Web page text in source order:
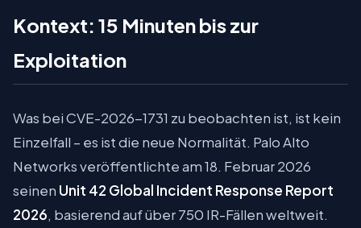
Kontext: 15 Minuten bis zur
Exploitation
Was bei CVE-2026-1731 zu beobachten ist, ist kein
Einzelfall – es ist die neue Normalität. Palo Alto
Networks veröffentlichte am 18. Februar 2026
seinen Unit 42 Global Incident Response Report
2026, basierend auf über 750 IR-Fällen weltweit.